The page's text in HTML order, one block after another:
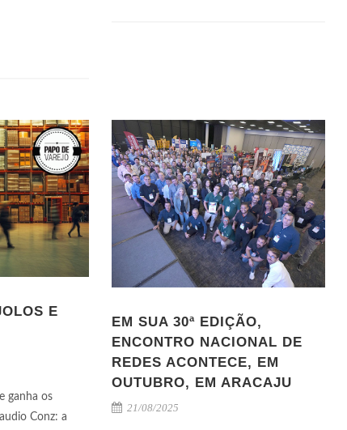
E
ganha os
Conz: a
EM SUA 30ª EDIÇÃO,
ENCONTRO NACIONAL DE
REDES ACONTECE, EM
OUTUBRO, EM ARACAJU
21/08/2025